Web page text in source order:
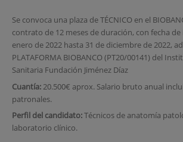
Se convoca una plaza de TÉCNICO en el
contrato de 12 meses de duración, con fecha
enero de 2022 hasta 31 de diciembre de 2022,
PLATAFORMA BIOBANCO (PT20/00141) del
Sanitaria Fundación Jiménez Díaz
Cuantía:20.500€ aprox. Salario bruto anual
patronales.
Perfil del candidato:Técnicos de anatomía
laboratorio clínico.